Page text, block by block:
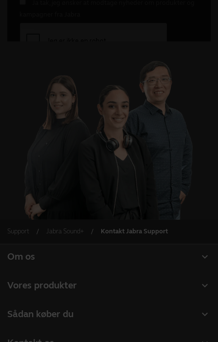
Support Jabra Sound+ Kontakt Jabra Support
expand_more
Om os
Bæredygtighed
expand_more
Vores produkter
expand_more
Sådan køber du